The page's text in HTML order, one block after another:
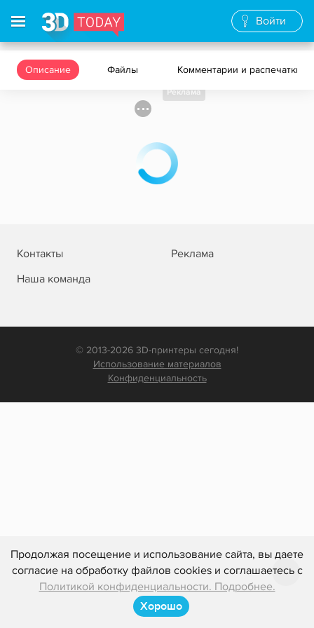
Продолжая посещение и использование сайта, вы даете
согласие на обработку файлов cookies и соглашаетесь с
Политикой конфиденциальности. Подробнее.
Хорошо
Войти
Описание Файлы Комментарии и распечатки
Реклама
Контакты
Реклама
Наша команда
© 2013-2026 3D-принтеры сегодня!
Использование материалов
Конфиденциальность